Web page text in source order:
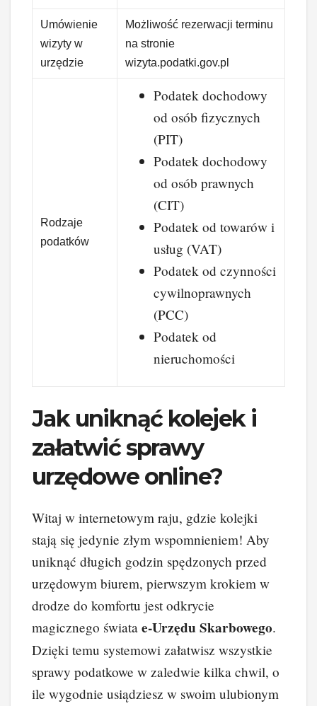
Umówienie
wizyty w
urzędzie
Możliwość rezerwacji terminu
na stronie
wizyta.podatki.gov.pl
Rodzaje
podatków
Podatek dochodowy
od osób fizycznych
(PIT)
Podatek dochodowy
od osób prawnych
(CIT)
Podatek od towarów i
usług (VAT)
Podatek od czynności
cywilnoprawnych
(PCC)
Podatek od
nieruchomości
Jak uniknąć kolejek i
załatwić sprawy
urzędowe online?
Witaj w internetowym raju, gdzie kolejki
stają się jedynie złym wspomnieniem! Aby
uniknąć długich godzin spędzonych przed
urzędowym biurem, pierwszym krokiem w
drodze do komfortu jest odkrycie
magicznego świata e-Urzędu Skarbowego.
Dzięki temu systemowi załatwisz wszystkie
sprawy podatkowe w zaledwie kilka chwil, o
ile wygodnie usiądziesz w swoim ulubionym